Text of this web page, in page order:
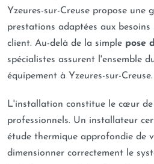
Yzeures-sur-Creuse propose une
prestations adaptées aux besoins
client. Au-delà de la simple pose
spécialistes assurent l'ensemble
équipement à Yzeures-sur-Creuse.
L'installation constitue le cœur de
professionnels. Un installateur
étude thermique approfondie de
dimensionner correctement le